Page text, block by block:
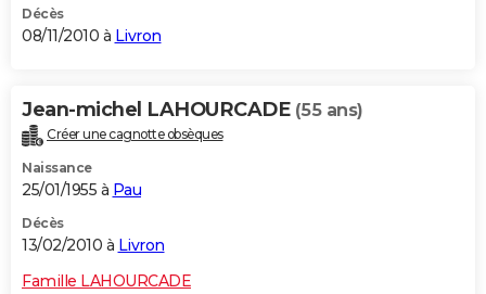
Décès
08/11/2010 à Livron
Jean-michel LAHOURCADE (55 ans)
Créer une cagnotte obsèques
Naissance
25/01/1955 à Pau
Décès
13/02/2010 à Livron
Famille LAHOURCADE